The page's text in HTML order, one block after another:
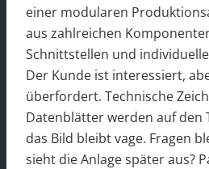
einer modularen
aus zahlreichen
Schnittstellen und
Der Kunde ist interessiert,
überfordert. Technische
Datenblätter werden auf den
das Bild bleibt vage. Fragen
sieht die Anlage später aus?